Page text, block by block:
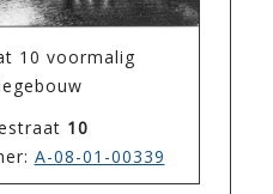
10 voormalig
10
A-08-01-00339